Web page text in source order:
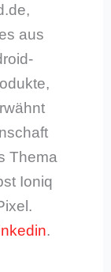
aus
Thema
Ioniq
.